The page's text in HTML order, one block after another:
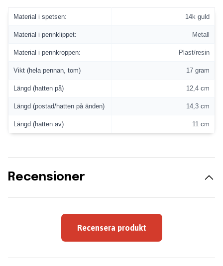
Material i spetsen: 14k guld
Material i pennklippet: Metall
Material i pennkroppen: Plast/resin
Vikt (hela pennan, tom) 17 gram
Längd (hatten på) 12,4 cm
Längd (postad/hatten på änden) 14,3 cm
Längd (hatten av) 11 cm
Recensioner
Recensera produkt